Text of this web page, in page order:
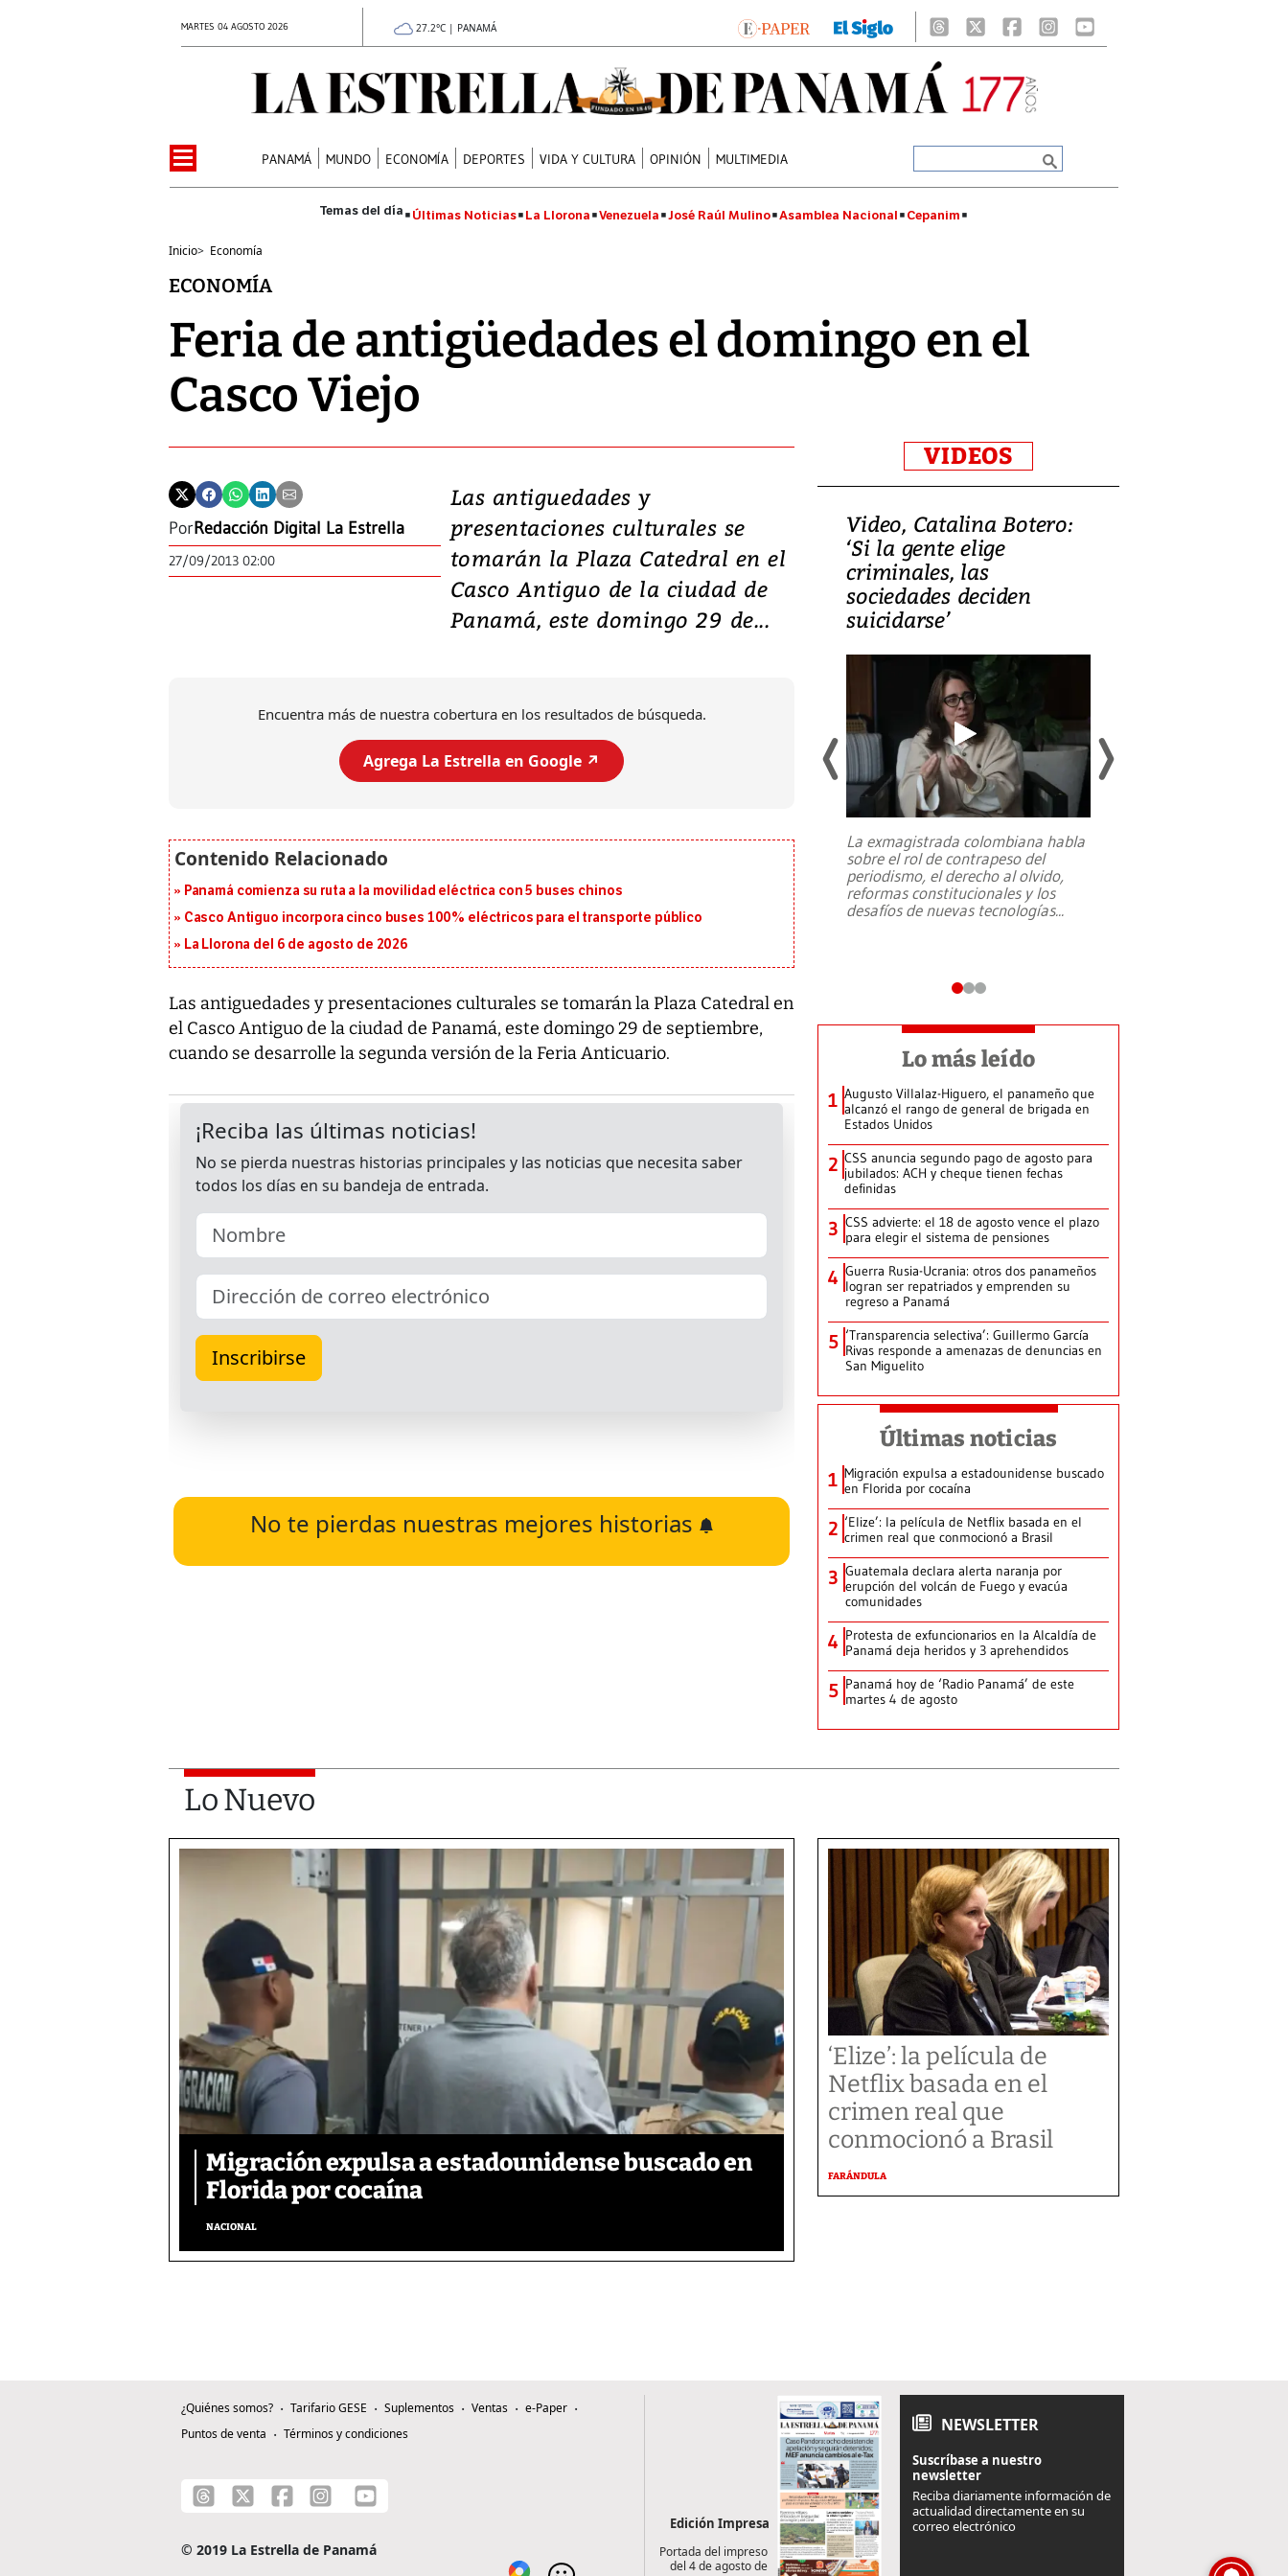
MARTES 04 AGOSTO 2026 27.2°C | PANAMÁ
PANAMÁ MUNDO ECONOMÍA DEPORTES VIDA Y CULTURA OPINIÓN MULTIMEDIA
Últimas Noticias La Llorona Venezuela José Raúl Mulino Asamblea Nacional Cepanim
Inicio> Economía
ECONOMÍA
Feria de antigüedades el domingo en el
Casco Viejo
PorRedacción Digital La Estrella
27/09/2013 02:00
Las antiguedades y
presentaciones culturales se
tomarán la Plaza Catedral en el
Casco Antiguo de la ciudad de
Panamá, este domingo 29 de...
Encuentra más de nuestra cobertura en los resultados de búsqueda.
Agrega La Estrella en Google ↗️
Panamá comienza su ruta a la movilidad eléctrica con 5 buses chinos
Casco Antiguo incorpora cinco buses 100% eléctricos para el transporte público
La Llorona del 6 de agosto de 2026
Las antiguedades y presentaciones culturales se tomarán la Plaza Catedral en
el Casco Antiguo de la ciudad de Panamá, este domingo 29 de septiembre,
cuando se desarrolle la segunda versión de la Feria Anticuario.
No te pierdas nuestras mejores historias
VIDEOS
Video, Japón: Terremoto
deja heridos y graves
daños en Kumamoto
al sur de Japón, provocando una
Video, Catalina Botero:
‘Si la gente elige
criminales, las
sociedades deciden
suicidarse’
La exmagistrada colombiana habla
sobre el rol de contrapeso del
periodismo, el derecho al olvido,
reformas constitucionales y los
desafíos de nuevas tecnologías...
Lo más leído
1 Augusto Villalaz-Higuero, el panameño que
alcanzó el rango de general de brigada en
Estados Unidos
2 CSS anuncia segundo pago de agosto para
jubilados: ACH y cheque tienen fechas
definidas
3 CSS advierte: el 18 de agosto vence el plazo
para elegir el sistema de pensiones
4 Guerra Rusia-Ucrania: otros dos panameños
logran ser repatriados y emprenden su
regreso a Panamá
5 ‘Transparencia selectiva’: Guillermo García
Rivas responde a amenazas de denuncias en
San Miguelito
Últimas noticias
1 Migración expulsa a estadounidense buscado
en Florida por cocaína
2 ‘Elize’: la película de Netflix basada en el
crimen real que conmocionó a Brasil
3 Guatemala declara alerta naranja por
erupción del volcán de Fuego y evacúa
comunidades
4 Protesta de exfuncionarios en la Alcaldía de
Panamá deja heridos y 3 aprehendidos
5 Panamá hoy de ‘Radio Panamá’ de este
martes 4 de agosto
Lo Nuevo
Migración expulsa a estadounidense buscado en
Florida por cocaína
NACIONAL
‘Elize’: la película de
Netflix basada en el
crimen real que
conmocionó a Brasil
FARÁNDULA
¿Quiénes somos? Tarifario GESE Suplementos Ventas
e-Paper
Puntos de venta
Términos y condiciones
© 2019 La Estrella de Panamá
Edición Impresa
Portada del impreso
del 4 de agosto de
NEWSLETTER
Suscríbase a nuestro
newsletter
Reciba diariamente información de
actualidad directamente en su
correo electrónico